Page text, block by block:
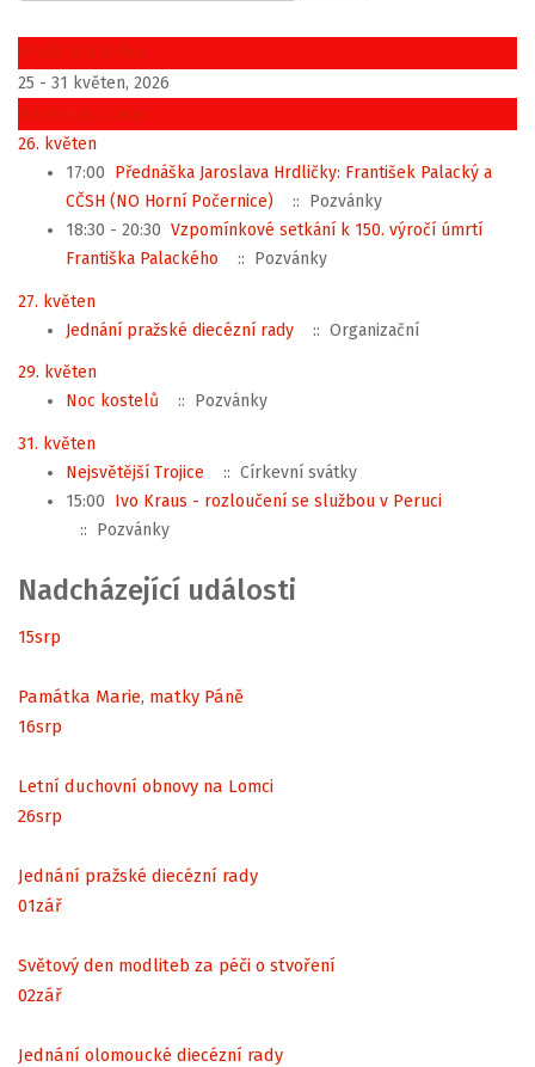
Předchozí týden
25 - 31 květen, 2026
Následující týden
26. květen
17:00 Přednáška Jaroslava Hrdličky: František Palacký a
CČSH (NO Horní Počernice)
:: Pozvánky
18:30 - 20:30 Vzpomínkové setkání k 150. výročí úmrtí
Františka Palackého
:: Pozvánky
27. květen
Jednání pražské diecézní rady
:: Organizační
29. květen
Noc kostelů
:: Pozvánky
31. květen
Nejsvětější Trojice
:: Církevní svátky
15:00 Ivo Kraus - rozloučení se službou v Peruci
:: Pozvánky
Nadcházející události
15srp
Památka Marie, matky Páně
16srp
Letní duchovní obnovy na Lomci
26srp
Jednání pražské diecézní rady
01zář
Světový den modliteb za péči o stvoření
02zář
Jednání olomoucké diecézní rady